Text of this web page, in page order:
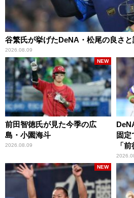
谷繁氏が挙げたDeNA・松尾の良さ
2026.08.09
前田智徳氏が見た今季の広
島・小園海斗
2026.08.09
NEW
固
「
りま
NEW